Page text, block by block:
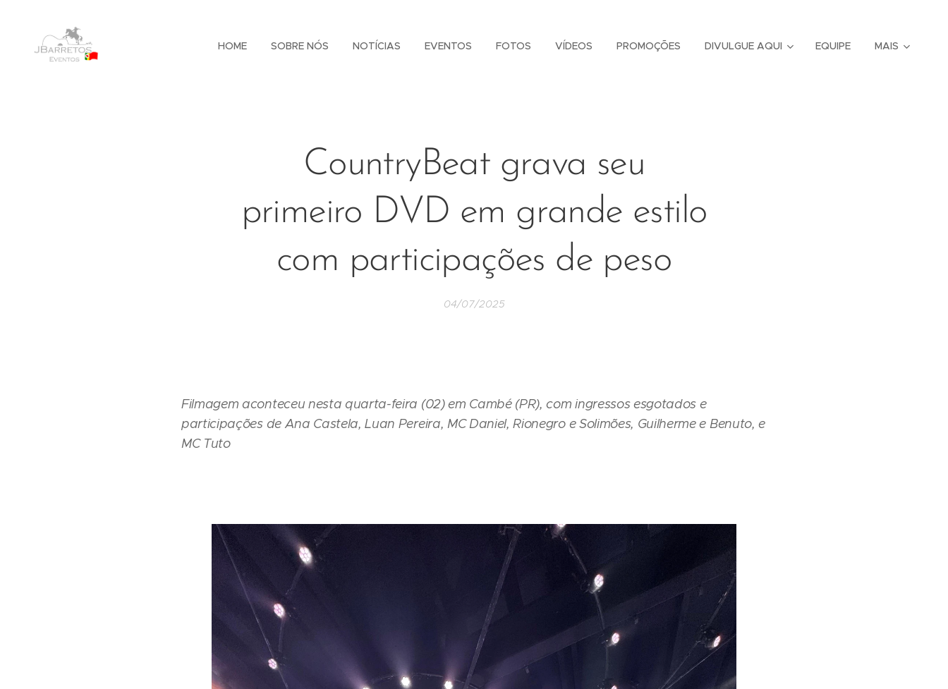
HOME SOBRE NÓS NOTÍCIAS EVENTOS FOTOS VÍDEOS PROMOÇÕES DIVULGUE AQUI EQUIPE MAIS
CountryBeat grava seu
primeiro DVD em grande estilo
com participações de peso
04/07/2025
Filmagem aconteceu nesta quarta-feira (02) em Cambé (PR), com ingressos esgotados e
participações de Ana Castela, Luan Pereira, MC Daniel, Rionegro e Solimões, Guilherme e Benuto, e
MC Tuto